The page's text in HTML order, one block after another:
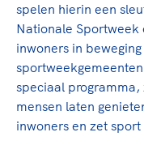
spelen hierin een
Nationale
inwoners in
speciaal
mensen laten
inwoners en zet